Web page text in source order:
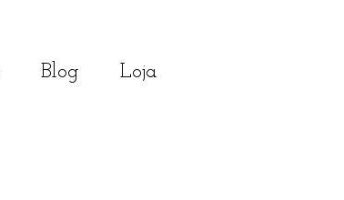
Blog Loja